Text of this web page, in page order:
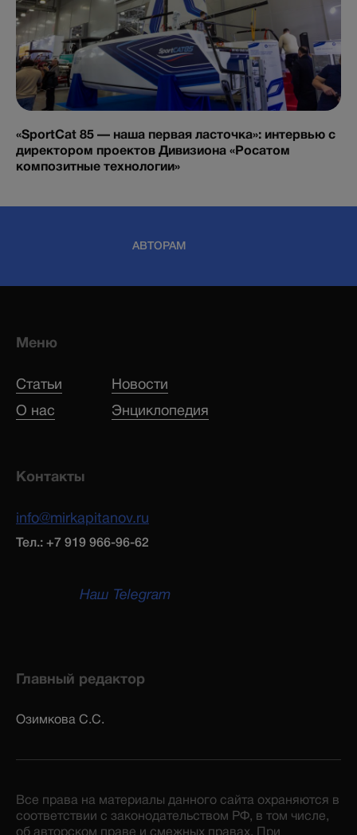
«SportCat 85 — наша первая ласточка»: интервью с
директором проектов Дивизиона «Росатом
композитные технологии»
АВТОРАМ
Меню
Статьи
Новости
О нас
Энциклопедия
Контакты
info@mirkapitanov.ru
Тел.: +7 919 966-96-62
Наш Telegram
Главный редактор
Озимкова С.С.
Все права на материалы данного сайта охраняются в
соответствии с законодательством РФ, в том числе,
об авторском праве и смежных правах. При